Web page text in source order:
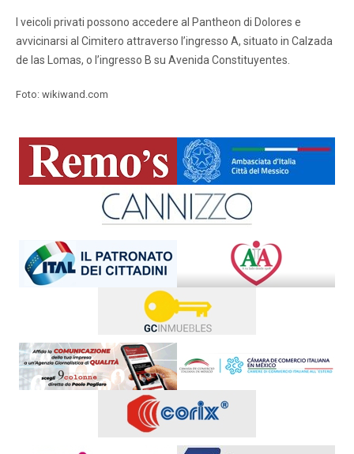
I veicoli privati possono accedere al Pantheon di Dolores e
avvicinarsi al Cimitero attraverso l’ingresso A, situato in Calzada
de las Lomas, o l’ingresso B su Avenida Constituyentes.
Foto: wikiwand.com